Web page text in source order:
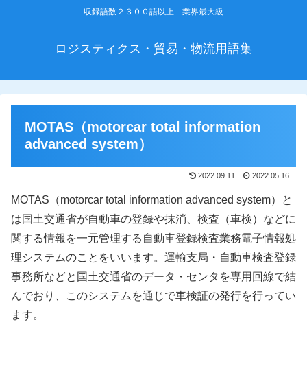
収録語数２３００語以上 業界最大級
ロジスティクス・貿易・物流用語集
MOTAS（motorcar total information
advanced system）
2022.09.11 2022.05.16
MOTAS（motorcar total information advanced system）と
は国土交通省が自動車の登録や抹消、検査（車検）などに
関する情報を一元管理する自動車登録検査業務電子情報処
理システムのことをいいます。運輸支局・自動車検査登録
事務所などと国土交通省のデータ・センタを専用回線で結
んでおり、このシステムを通じで車検証の発行を行ってい
ます。